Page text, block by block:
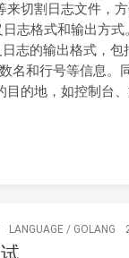
切割日志文件，方
志格式和输出方
志的输出格式，包
名和行号等信息。
目的地，如控制台
LANGUAGE / GOLANG